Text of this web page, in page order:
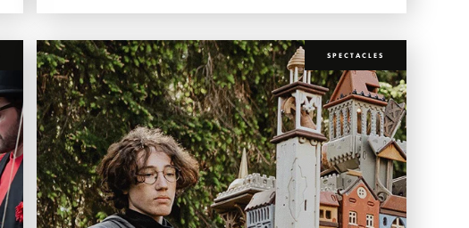
SPECTACLES